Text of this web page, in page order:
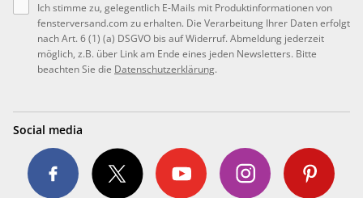
Ich stimme zu, gelegentlich E-Mails mit Produktinformationen von
fensterversand.com zu erhalten. Die Verarbeitung Ihrer Daten erfolgt
nach Art. 6 (1) (a) DSGVO bis auf Widerruf. Abmeldung jederzeit
möglich, z.B. über Link am Ende eines jeden Newsletters. Bitte
beachten Sie die Datenschutzerklärung.
Social media